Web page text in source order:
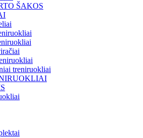
ŠAKOS
treniruokliai